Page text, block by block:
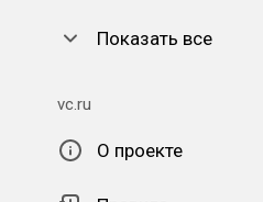
Показать все
vc.ru
О проекте